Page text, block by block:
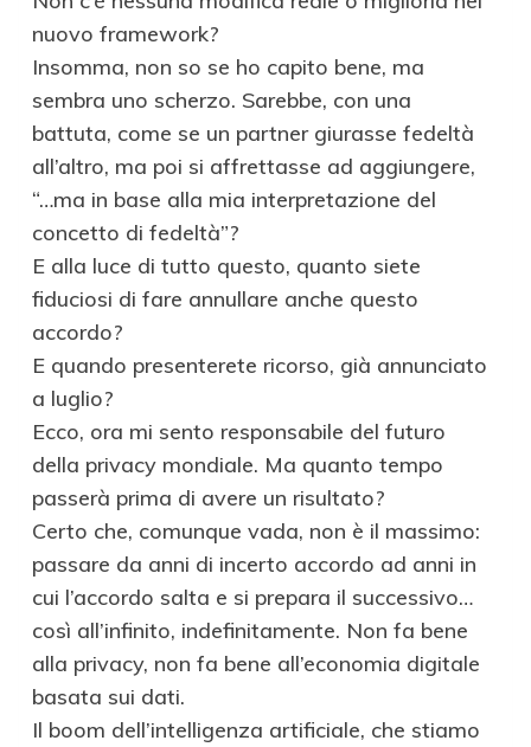
nuovo framework?
Insomma, non so se ho capito bene, ma
sembra uno scherzo. Sarebbe, con una
battuta, come se un partner giurasse fedeltà
all’altro, ma poi si affrettasse ad aggiungere,
“…ma in base alla mia interpretazione del
concetto di fedeltà”?
E alla luce di tutto questo, quanto siete
fiduciosi di fare annullare anche questo
accordo?
E quando presenterete ricorso, già annunciato
a luglio?
Ecco, ora mi sento responsabile del futuro
della privacy mondiale. Ma quanto tempo
passerà prima di avere un risultato?
Certo che, comunque vada, non è il massimo:
passare da anni di incerto accordo ad anni in
cui l’accordo salta e si prepara il successivo…
così all’infinito, indefinitamente. Non fa bene
alla privacy, non fa bene all’economia digitale
basata sui dati.
Il boom dell’intelligenza artificiale, che stiamo